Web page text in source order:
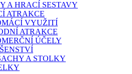
A HRACÍ SESTAVY
ATRAKCE
VYUŽITÍ
ATRAKCE
ÚČELY
A STOLKY